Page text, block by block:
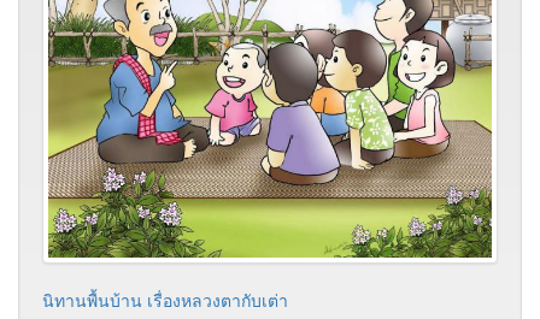
นิทานพื้นบ้าน เรื่องหลวงตากับเต่า